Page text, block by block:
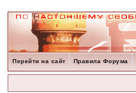
Перейти на сайт Правила Форума